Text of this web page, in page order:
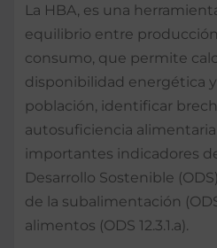
La HBA, es una
equilibrio entre
consumo, que permite
disponibilidad energética
población, identificar
autosuficiencia
importantes indicadores
Desarrollo Sostenible
de la subalimentación
alimentos (ODS 12.3.1.a).